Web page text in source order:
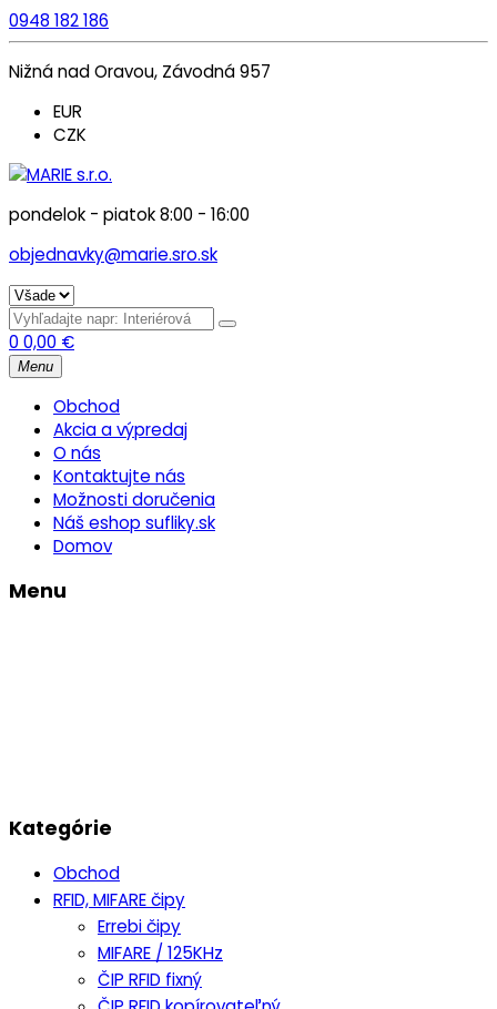
0948 182 186
Nižná nad Oravou, Závodná 957
EUR
CZK
pondelok - piatok 8:00 - 16:00
objednavky@marie.sro.sk
0 0,00 €
Menu
Obchod
Akcia a výpredaj
O nás
Kontaktujte nás
Možnosti doručenia
Náš eshop sufliky.sk
Domov
Menu
Kategórie
Obchod
RFID, MIFARE čipy
Errebi čipy
MIFARE / 125KHz
ČIP RFID fixný